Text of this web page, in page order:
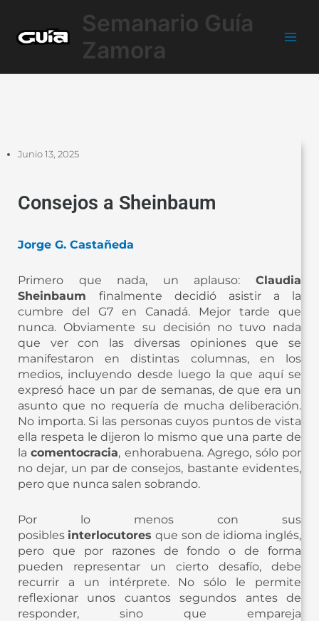
contenido
Semanario Guía
Zamora
Junio 13, 2025
Consejos a Sheinbaum
Jorge G. Castañeda
Primero que nada, un aplauso: Claudia
Sheinbaum finalmente decidió asistir a la
cumbre del G7 en Canadá. Mejor tarde que
nunca. Obviamente su decisión no tuvo nada
que ver con las diversas opiniones que se
manifestaron en distintas columnas, en los
medios, incluyendo desde luego la que aquí se
expresó hace un par de semanas, de que era un
asunto que no requería de mucha deliberación.
No importa. Si las personas cuyos puntos de vista
ella respeta le dijeron lo mismo que una parte de
lacomentocracia, enhorabuena. Agrego, sólo por
no dejar, un par de consejos, bastante evidentes,
pero que nunca salen sobrando.
Por lo menos con sus
posibles interlocutoresque son de idioma inglés,
pero que por razones de fondo o de forma
pueden representar un cierto desafío, debe
recurrir a un intérprete. No sólo le permite
reflexionar unos cuantos segundos antes de
responder, sino que empareja